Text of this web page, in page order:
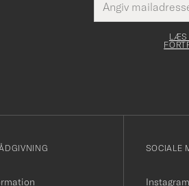
mailadresse
Dette
felt skal
LÆS
SOCIALE
Instagram